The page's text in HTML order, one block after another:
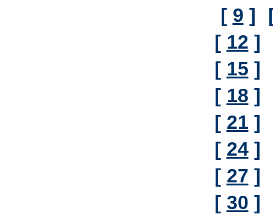
[ 9 ]
[ 12 ]
[ 15 ]
[ 18 ]
[ 21 ]
[ 24]
[ 27 ]
[ 30 ]